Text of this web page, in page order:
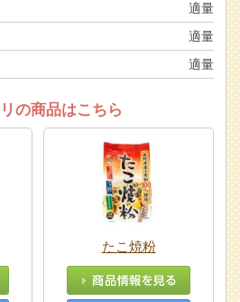
適量
適量
適量
の商品はこちら
たこ焼粉